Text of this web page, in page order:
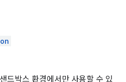
드박스 환경에서만 사용할 수 있